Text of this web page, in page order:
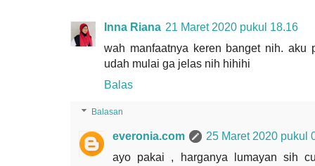
Inna Riana 21 Maret 2020 pukul 18.16
wah manfaatnya keren banget nih.
udah mulai ga jelas nih hihihi
Balas
Balasan
everonia.com
25 Maret 2020 pukul
ayo pakai , harganya lumayan sih